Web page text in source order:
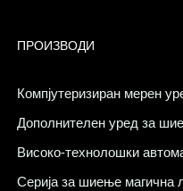
ПРОИЗВОДИ
Компјутеризиран мерен
Дополнителен уред за
Високо-технолошки
Серија за шиење магична